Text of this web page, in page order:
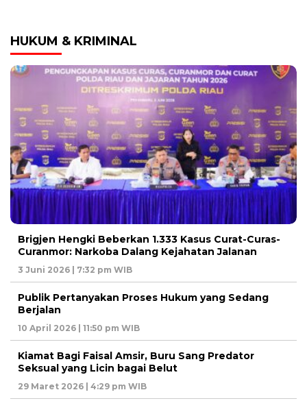
HUKUM & KRIMINAL
Brigjen Hengki Beberkan 1.333 Kasus Curat-Curas-
Curanmor: Narkoba Dalang Kejahatan Jalanan
3 Juni 2026 | 7:32 pm WIB
Publik Pertanyakan Proses Hukum yang Sedang
Berjalan
10 April 2026 | 11:50 pm WIB
Kiamat Bagi Faisal Amsir, Buru Sang Predator
Seksual yang Licin bagai Belut
29 Maret 2026 | 4:29 pm WIB